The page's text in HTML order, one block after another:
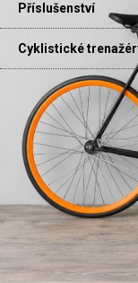
Příslušenství
Cyklistické